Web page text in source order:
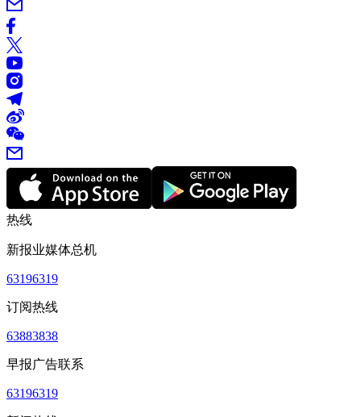
热线
新报业媒体总机
63196319
订阅热线
63883838
早报广告联系
63196319